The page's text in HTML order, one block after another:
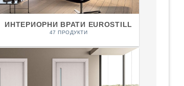
ИНТЕРИОРНИ ВРАТИ EUROSTILL
47 ПРОДУКТИ